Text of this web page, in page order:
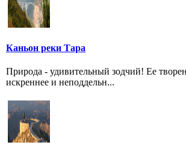
Каньон реки Тара
Природа - удивительный зодчий! Ее
искреннее и неподдельн...